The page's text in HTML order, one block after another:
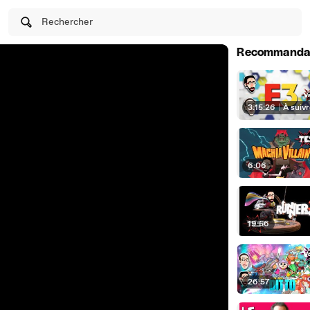
Rechercher
3:15:26 | À
6:06
19:56
26:57